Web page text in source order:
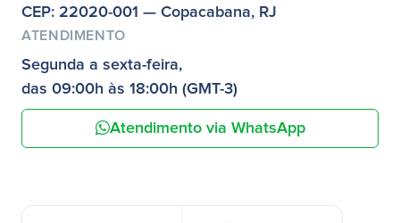
CEP: 22020-001 — Copacabana, RJ
ATENDIMENTO
Segunda a sexta-feira,
das 09:00h às 18:00h (GMT-3)
Atendimento via WhatsApp